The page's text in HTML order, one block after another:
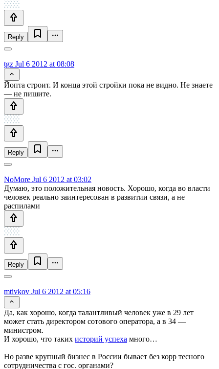
Reply
tgz Jul 6 2012 at 08:08
Йопта строит. И конца этой стройки пока не видно. Не знаете
— не пишите.
Reply
NoMore Jul 6 2012 at 03:02
Думаю, это положительная новость. Хорошо, когда во власти
человек реально заинтересован в развитии связи, а не
распилами
Reply
mtivkov Jul 6 2012 at 05:16
Да, как хорошо, когда талантливый человек уже в 29 лет
может стать директором сотового оператора, а в 34 —
министром.
И хорошо, что таких историй успеха много…
Но разве крупный бизнес в России бывает без корр тесного
сотрудничества с гос. органами?